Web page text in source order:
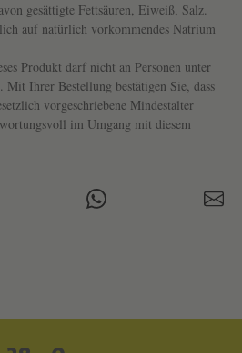
gesättigte Fettsäuren, Eiweiß, Salz.
auf natürlich vorkommendes Natrium
Produkt darf nicht an Personen unter
Mit Ihrer Bestellung bestätigen Sie, dass
vorgeschriebene Mindestalter
im Umgang mit diesem